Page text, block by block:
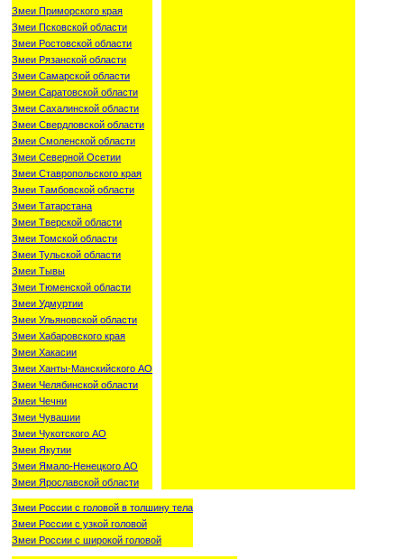
Змеи Приморского края
Змеи Псковской области
Змеи Ростовской области
Змеи Рязанской области
Змеи Самарской области
Змеи Саратовской области
Змеи Сахалинской области
Змеи Свердловской области
Змеи Смоленской области
Змеи Северной Осетии
Змеи Ставропольского края
Змеи Тамбовской области
Змеи Татарстана
Змеи Тверской области
Змеи Томской области
Змеи Тульской области
Змеи Тывы
Змеи Тюменской области
Змеи Удмуртии
Змеи Ульяновской области
Змеи Хабаровского края
Змеи Хакасии
Змеи Ханты-Манскийского АО
Змеи Челябинской области
Змеи Чечни
Змеи Чувашии
Змеи Чукотского АО
Змеи Якутии
Змеи Ямало-Ненецкого АО
Змеи Ярославской области
Змеи России с головой в толшину тела
Змеи России с узкой головой
Змеи России с широкой головой